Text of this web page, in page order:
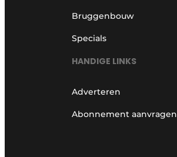
Bruggenbouw
Specials
HANDIGE LINKS
Adverteren
Abonnement aanvragen